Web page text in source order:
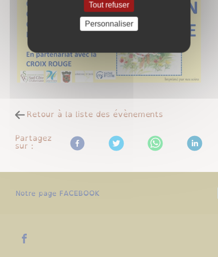
Retour à la liste des évènements
Partagez
sur :
Notre page FACEBOOK
Tout refuser
Personnaliser